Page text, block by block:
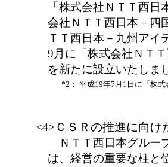
「株式会社ＮＴＴ西
会社ＮＴＴ西日本－四
ＴＴ西日本－九州アイ
9月に「株式会社ＮＴ
を新たに設立いたしま
*2： 平成19年7月1日に「株
<4>ＣＳＲの推進に向け
ＮＴＴ西日本グルー
は、経営の重要な柱と